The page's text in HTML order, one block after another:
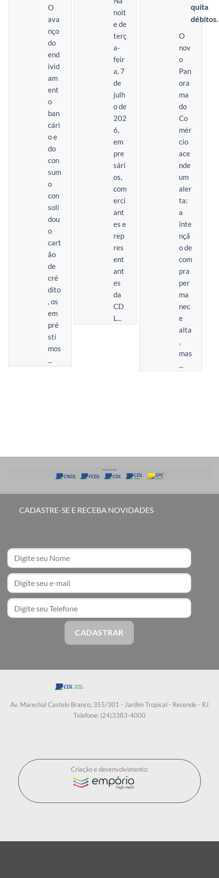
O
ava
nço
do
end
ivid
am
ent
o
ban
cári
o e
do
con
sum
o
con
soli
dou
o
cart
ão
de
cré
dito
, os
em
pré
sti
mos
...
noit
e de
terç
a-
feir
a, 7
de
julh
o de
202
6,
em
pre
sári
os,
com
erci
ant
es e
rep
res
ent
ant
es
da
CD
L...
quita
débitos.
O
nov
o
Pan
ora
ma
do
Co
mér
cio
ace
nde
um
aler
ta:
a
inte
nçã
o de
com
pra
per
ma
nec
e
alta
,
mas
...
CADASTRE-SE E RECEBA NOVIDADES
Av. Marechal Castelo Branco, 355/301 - Jardim Tropical - Resende - RJ
Telefone: (24)3383-4000
Criação e desenvolvimento: